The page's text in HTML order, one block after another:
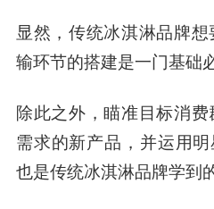
显然， 传统冰淇淋品牌
输环节的搭建是一门基础
除此之外，瞄准目标消
需求的新产品，并运用明
也是传统冰淇淋品牌学到